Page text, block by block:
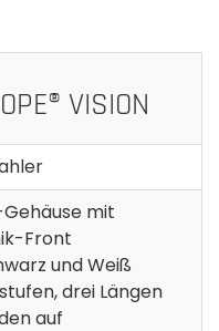
VISION
mit
Front
und Weiß
drei Längen
auf